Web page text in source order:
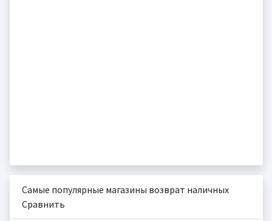
Самые популярные магазины возврат наличных
Сравнить